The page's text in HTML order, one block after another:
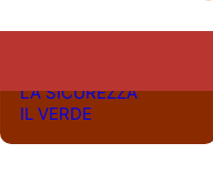
LA VIABILITÀ
LA SICUREZZA
IL VERDE